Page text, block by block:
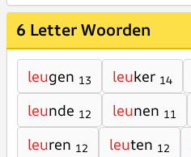
6 Letter Woorden
leugen 13 leuker 14
leunde 12 leunen 11
leuren 12 leuten 12